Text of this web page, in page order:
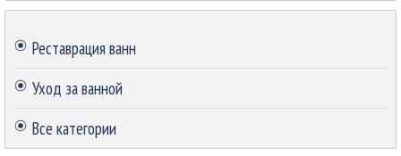
Реставрация ванн
Уход за ванной
Все категории